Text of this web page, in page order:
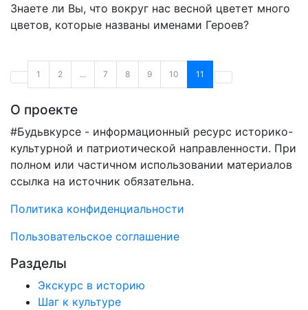
Знаете ли Вы, что вокруг нас весной цветет много
цветов, которые названы именами Героев?
1 2 ... 7 8 9 10 11
О проекте
#Будьвкурсе - информационный ресурс историко-
культурной и патриотической направленности. При
полном или частичном использовании материалов
ссылка на источник обязательна.
Политика конфиденциальности
Пользовательское соглашение
Разделы
Экскурс в историю
Шаг к культуре